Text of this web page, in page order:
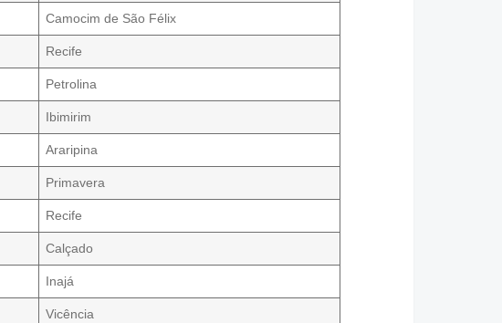
Camocim de São Félix
Recife
Petrolina
Ibimirim
Araripina
Primavera
Recife
Calçado
Inajá
Vicência